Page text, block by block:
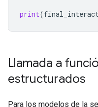
print(
Llamada a
estructurados
Para los modelos de la